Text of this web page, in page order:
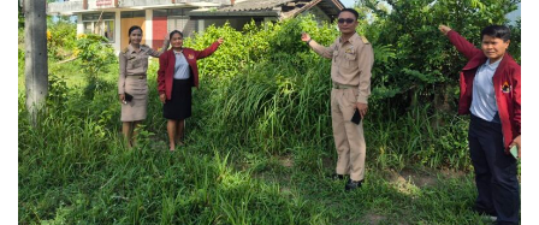
แผนพัฒนาคุณภาพการศึกษาขั้นพื้นฐานพ.ศ.2566-2570
โครงสร้าง หน้าที่และอำนาจ
ทำเนียบ อ.ก.ค.ศ. เขตพื้นที่การศึกษา
อำนาจหน้าที่ อ.ก.ค.ศ.
กลุ่มนิเทศ ติดตาม และประเมินผลการจัดการศึกษา
กลุ่มส่งเสริมการจัดการศึกษา
กลุ่มนโยบายและแผน
กลุ่มส่งเสริมการศึกษาทางไกลฯ
แผนบริหารการศึกษาขั้นพื้นฐาน ปีงบ 2567
ผลงานวิชาการและงานวิจัย
เอกสารเผยแพร่
คู่มือการใช้งานเว็บไซต์
PISA CENTER
SMSS
Ememo
คู่มือ Ememo
e-SME
ข้อมูลการติดต่อและช่องทางการสอบถาม
Q&A กระดานถาม-ตอบ
Social Media
FACEBOOK
ระบบสมาชิก